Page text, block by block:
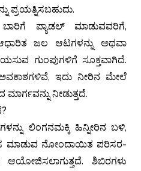
ಪ್ರಯತ್ನಿಸಬಹುದು.
ಪ್ಯಾಡಲ್ ಮಾಡುವವರಿಗೆ,
ಜಲ ಆಟಗಳನ್ನು ಅಥವಾ
ಗುಂಪುಗಳಿಗೆ ಸೂಕ್ತವಾಗಿದೆ.
ಇದು ನೀರಿನ ಮೇಲೆ
ನೀಡುತ್ತದೆ.
ಲಿಂಗನಮಕ್ಕಿ ಹಿನ್ನೀರಿನ ಬಳಿ,
ಮಾಡುವ ನೋಂದಾಯಿತ ಪರಿಸರ-
ಶಿಬಿರಗಳು